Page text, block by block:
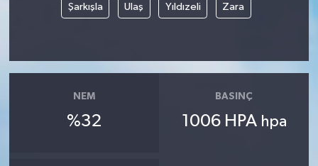
Şarkışla Ulaş Yıldızeli Zara
NEM
%32
BASINÇ
1006 HPA hpa
Ülke